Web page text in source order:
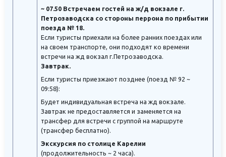
~ 07.50 Встречаем гостей на ж/д вокзале г.
Петрозаводска со стороны перрона по прибытии
поезда № 18.
Если туристы приехали на более ранних поездах или
на своем транспорте, они подходят ко времени
встречи на жд вокзал г.Петрозаводска.
Завтрак.
Если туристы приезжают позднее (поезд № 92 ~
09:58):
Будет индивидуальная встреча на жд вокзале.
Завтрак не предоставляется и заменяется на
трансфер для встречи с группой на маршруте
(трансфер бесплатно).
Экскурсия по столице Карелии
(продолжительность ~ 2 часа).